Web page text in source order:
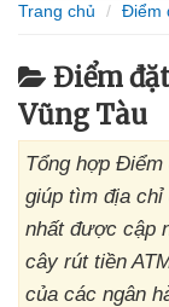
Trang chủ Điểm
Điểm
Vũng Tàu
Tổng hợp Điểm
giúp tìm địa chỉ
nhất được cập
cây rút tiền
của các ngân